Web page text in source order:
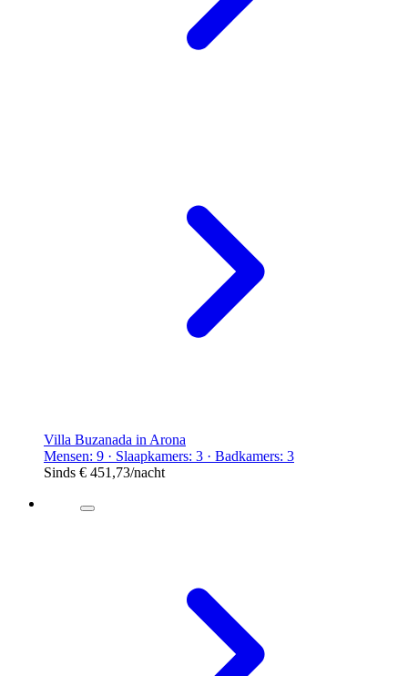
Villa Buzanada in Arona
Mensen: 9 · Slaapkamers: 3 · Badkamers: 3
Sinds € 451,73/nacht